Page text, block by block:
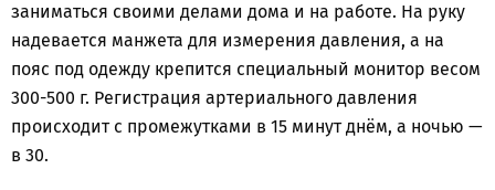
заниматься своими делами дома и на работе. На руку
надевается манжета для измерения давления, а на
пояс под одежду крепится специальный монитор весом
300-500 г. Регистрация артериального давления
происходит с промежутками в 15 минут днём, а ночью —
в 30.